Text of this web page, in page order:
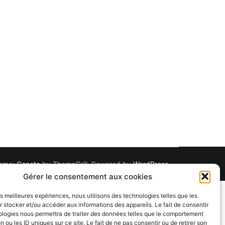
Gérer le consentement aux cookies
meilleures expériences, nous utilisons des technologies telles que les
stocker et/ou accéder aux informations des appareils. Le fait de consentir
nous permettra de traiter des données telles que le comportement
ou les ID uniques sur ce site. Le fait de ne pas consentir ou de retirer son
Cenoteby ThemeGrill. Powered byWordPress.